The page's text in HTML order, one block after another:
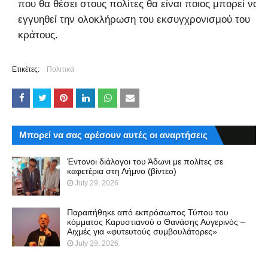
που θα θέσει στους πολίτες θα είναι ποιος μπορεί να
εγγυηθεί την ολοκλήρωση του εκσυγχρονισμού του
κράτους.
Ετικέτες: Πολιτικά
Μπορεί να σας αρέσουν αυτές οι αναρτήσεις
Έντονοι διάλογοι του Άδωνι με πολίτες σε
καφετέρια στη Λήμνο (βίντεο)
July 29, 2026
Παραιτήθηκε από εκπρόσωπος Τύπου του
κόμματος Καρυστιανού ο Θανάσης Αυγερινός –
Αιχμές για «φυτευτούς συμβουλάτορες»
July 29, 2026